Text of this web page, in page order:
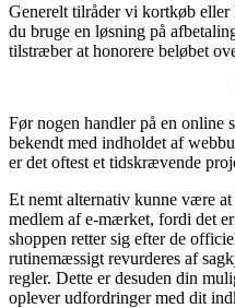
Generelt tilråder vi kortkøb
du bruge en løsning på
tilstræber at honorere beløbet
Før nogen handler på en online
bekendt med indholdet af
er det oftest et tidskrævende
Et nemt alternativ kunne være
medlem af e-mærket, fordi det
shoppen retter sig efter de
rutinemæssigt revurderes af
regler. Dette er desuden din
oplever udfordringer med dit